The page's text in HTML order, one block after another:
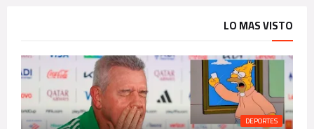
LO MAS VISTO
DEPORTES